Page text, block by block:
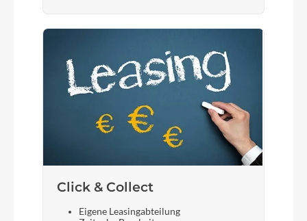
Click & Collect
Eigene Leasingabteilung